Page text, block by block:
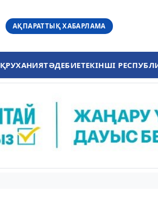
АҚПАРАТТЫҚ ХАБАРЛАМА
РУХАНИЯТӘДЕБИЕТЕКІНШІ